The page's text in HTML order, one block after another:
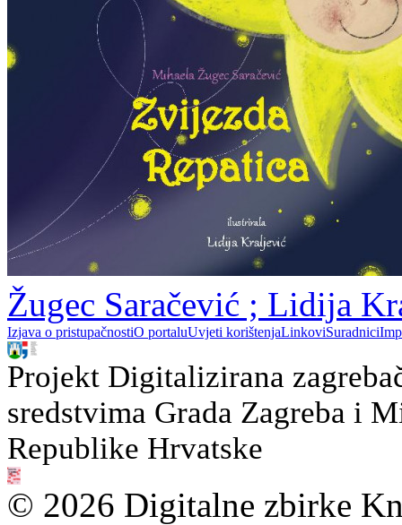
Žugec Saračević ; Lidija
Izjava o pristupačnostiO portaluUvjeti korištenjaLinkoviSuradnici
Projekt Digitalizirana
sredstvima Grada Zagreba i
Republike Hrvatske
© 2026 Digitalne zbirke